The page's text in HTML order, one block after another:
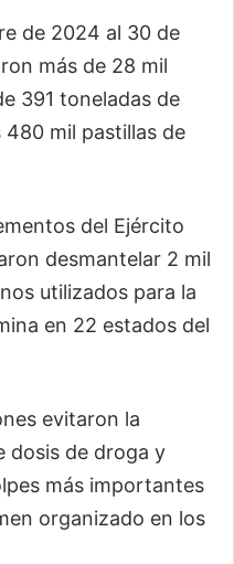
de 2024 al 30 de
más de 28 mil
391 toneladas de
mil pastillas de
del Ejército
desmantelar 2 mil
utilizados para la
en 22 estados del
evitaron la
dosis de droga y
más importantes
organizado en los